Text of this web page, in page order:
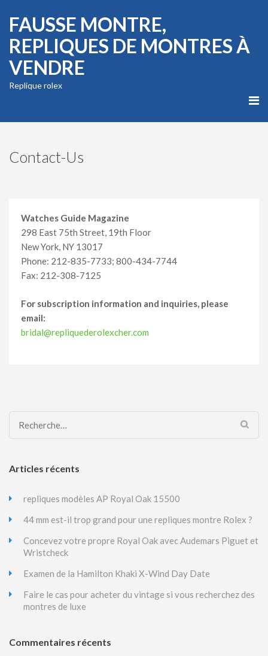
FAUSSE MONTRE,
REPLIQUES DE MONTRES À
VENDRE
Replique rolex
Contact-Us
Watches Guide Magazine
298 East 75th Street, 19th Floor
New York, NY 13017
Phone: 212-835-7733; 800-434-7744
Fax: 212-308-7125
For subscription information and inquiries, please
email:
bridal@repliquederolexcher.com
Rechercher :
Articles récents
repliques modèles AP Royal Oak 15500
44 mm est-il trop grand pour une repliques montre Rolex ?
Concevez votre propre Royal Oak avec Audemars Piguet et
Wristcheck
Examen de la Hamilton Khaki X-Wind Day Date
Faire le cas pour acheter du vintage si vous recherchez des
montres de luxe
Commentaires récents